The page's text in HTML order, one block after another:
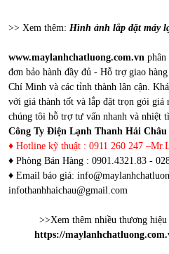
>> Xem thêm: Hình ảnh lắp đặt máy
www.maylanhchatluong.com.vn
đơn bảo hành đầy đủ - Hỗ trợ giao
Chí Minh và các tỉnh thành lân cận.
với giá thành tốt và lắp đặt trọn gói
chúng tôi hỗ trợ tư vấn nhanh và nhiệt
Công Ty Điện Lạnh Thanh Hải Châu
♦ Hotline kỹ thuật : 0911 260 247
♦ Phòng Bán Hàng : 0901.4321.83 -
♦ Email báo giá:
infothanhhaichau@gmail.com
>>Xem thêm nhiều thương
https://